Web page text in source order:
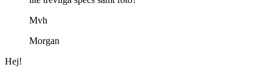
Mvh
Morgan
Hej!